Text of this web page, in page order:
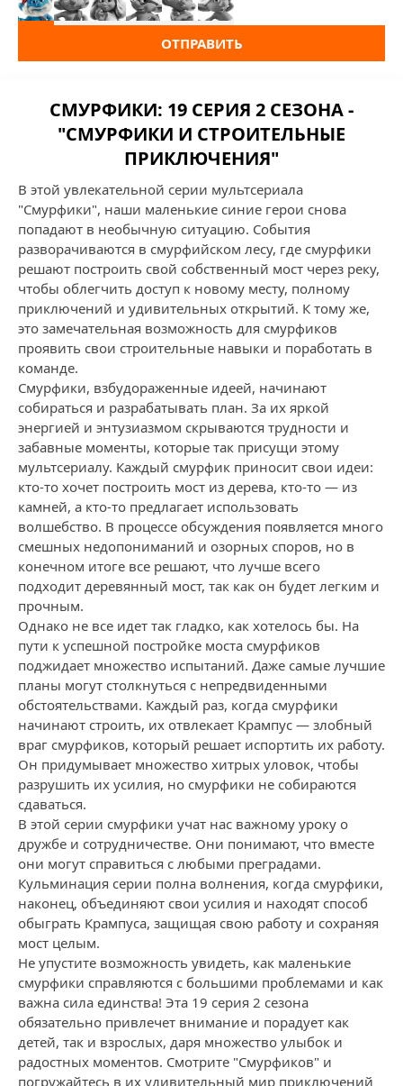
ОТПРАВИТЬ
СМУРФИКИ: 19 СЕРИЯ 2 СЕЗОНА -
"СМУРФИКИ И СТРОИТЕЛЬНЫЕ
ПРИКЛЮЧЕНИЯ"
В этой увлекательной серии мультсериала
"Смурфики", наши маленькие синие герои снова
попадают в необычную ситуацию. События
разворачиваются в смурфийском лесу, где смурфики
решают построить свой собственный мост через реку,
чтобы облегчить доступ к новому месту, полному
приключений и удивительных открытий. К тому же,
это замечательная возможность для смурфиков
проявить свои строительные навыки и поработать в
команде.
Смурфики, взбудораженные идеей, начинают
собираться и разрабатывать план. За их яркой
энергией и энтузиазмом скрываются трудности и
забавные моменты, которые так присущи этому
мультсериалу. Каждый смурфик приносит свои идеи:
кто-то хочет построить мост из дерева, кто-то — из
камней, а кто-то предлагает использовать
волшебство. В процессе обсуждения появляется много
смешных недопониманий и озорных споров, но в
конечном итоге все решают, что лучше всего
подходит деревянный мост, так как он будет легким и
прочным.
Однако не все идет так гладко, как хотелось бы. На
пути к успешной постройке моста смурфиков
поджидает множество испытаний. Даже самые лучшие
планы могут столкнуться с непредвиденными
обстоятельствами. Каждый раз, когда смурфики
начинают строить, их отвлекает Крампус — злобный
враг смурфиков, который решает испортить их работу.
Он придумывает множество хитрых уловок, чтобы
разрушить их усилия, но смурфики не собираются
сдаваться.
В этой серии смурфики учат нас важному уроку о
дружбе и сотрудничестве. Они понимают, что вместе
они могут справиться с любыми преградами.
Кульминация серии полна волнения, когда смурфики,
наконец, объединяют свои усилия и находят способ
обыграть Крампуса, защищая свою работу и сохраняя
мост целым.
Не упустите возможность увидеть, как маленькие
смурфики справляются с большими проблемами и как
важна сила единства! Эта 19 серия 2 сезона
обязательно привлечет внимание и порадует как
детей, так и взрослых, даря множество улыбок и
радостных моментов. Смотрите "Смурфиков" и
погружайтесь в их удивительный мир приключений